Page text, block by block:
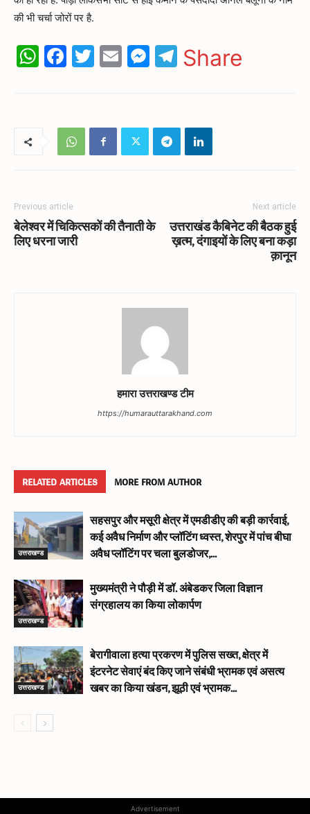
की भी चर्चा जोरों पर है.
WhatsApp
Facebook
Twitter
EmailMessenger
Telegram
Share
Previous article
बेलेश्वर में चिकित्सकों की तैनाती के
लिए धरना जारी
Next article
उत्तराखंड कैबिनेट की बैठक हुई
ख़त्म, दंगाइयों के लिए बना कड़ा
क़ानून
हमारा उत्तराखण्ड टीम
https://humarauttarakhand.com
RELATED ARTICLES MORE FROM AUTHOR
उत्तराखण्ड
सहसपुर और मसूरी क्षेत्र में एमडीडीए की बड़ी कार्रवाई,
कई अवैध निर्माण और प्लॉटिंग ध्वस्त, शेरपुर में पांच बीघा
अवैध प्लॉटिंग पर चला बुलडोजर,...
उत्तराखण्ड
मुख्यमंत्री ने पौड़ी में डॉ. अंबेडकर जिला विज्ञान
संग्रहालय का किया लोकार्पण
उत्तराखण्ड
बेरागीवाला हत्या प्रकरण में पुलिस सख्त, क्षेत्र में
इंटरनेट सेवाएं बंद किए जाने संबंधी भ्रामक एवं असत्य
खबर का किया खंडन, झूठी एवं भ्रामक...
Advertisement